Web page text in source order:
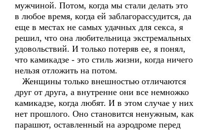
мужчиной. Потом, когда мы стали делать это
в любое время, когда ей заблагорассудится, да
еще в местах не самых удачных для секса, я
решил, что она любительница экстремальных
удовольствий. И только потеряв ее, я понял,
что камикадзе - это стиль жизни, когда ничего
нельзя отложить на потом.
Женщины только внешностью отличаются
друг от друга, а внутренне они все немножко
камикадзе, когда любят. И в этом случае у них
нет прошлого. Оно становится ненужным, как
парашют, оставленный на аэродроме перед